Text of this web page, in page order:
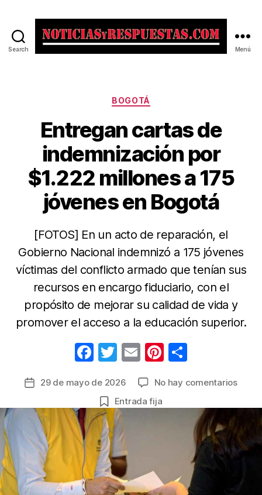
Search Menú
Categorías
BOGOTÁ
Entregan cartas de
indemnización por
$1.222 millones a 175
jóvenes en Bogotá
[FOTOS] En un acto de reparación, el
Gobierno Nacional indemnizó a 175 jóvenes
víctimas del conflicto armado que tenían sus
recursos en encargo fiduciario, con el
propósito de mejorar su calidad de vida y
promover el acceso a la educación superior.
F
c
e
b
o
o
k
T
itt
er
E
ail
Pi
er
e
m
p
ar
tir
Fecha
la
entrada
29 de mayo de 2026 No hay comentariosen
por
a
Entrada fija